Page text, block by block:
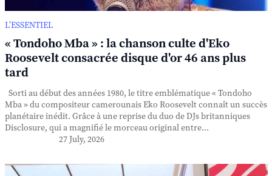
L’ESSENTIEL
« Tondoho Mba » : la chanson culte d'Eko
Roosevelt consacrée disque d'or 46 ans plus
tard
Sorti au début des années 1980, le titre emblématique « Tondoho
Mba » du compositeur camerounais Eko Roosevelt connaît un succès
planétaire inédit. Grâce à une reprise du duo de DJs britanniques
Disclosure, qui a magnifié le morceau original entre...
27 July, 2026